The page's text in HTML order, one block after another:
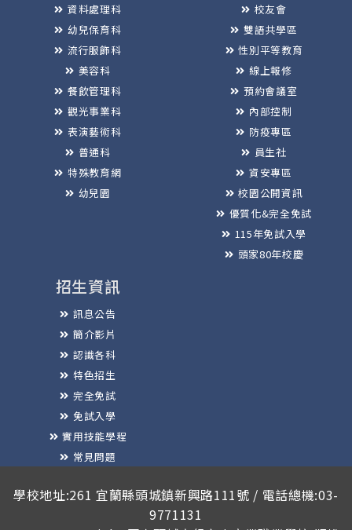
資料處理科
幼兒保育科
流行服飾科
美容科
餐飲管理科
觀光事業科
表演藝術科
普通科
特殊教育網
幼兒園
校友會
雙語共學區
性別平等教育
線上報修
預約會議室
內部控制
防疫專區
員生社
資安專區
校園公開資訊
優質化&完全免試
115年免試入學
頭家80年校慶
招生資訊
訊息公告
簡介影片
認識各科
特色招生
完全免試
免試入學
實用技能學程
常見問題
學校地址:261 宜蘭縣頭城鎮新興路111號 / 電話總機:03-
9771131